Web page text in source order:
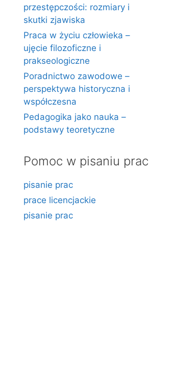
przestępczości: rozmiary i
skutki zjawiska
Praca w życiu człowieka –
ujęcie filozoficzne i
prakseologiczne
Poradnictwo zawodowe –
perspektywa historyczna i
współczesna
Pedagogika jako nauka –
podstawy teoretyczne
Pomoc w pisaniu prac
pisanie prac
prace licencjackie
pisanie prac